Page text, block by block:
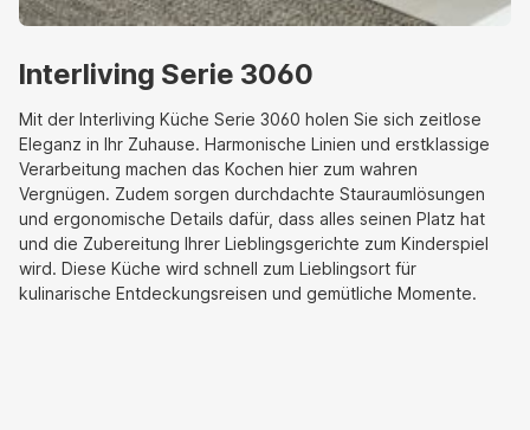
Interliving Serie 3060
Mit der Interliving Küche Serie 3060 holen Sie sich zeitlose
Eleganz in Ihr Zuhause. Harmonische Linien und erstklassige
Verarbeitung machen das Kochen hier zum wahren
Vergnügen. Zudem sorgen durchdachte Stauraumlösungen
und ergonomische Details dafür, dass alles seinen Platz hat
und die Zubereitung Ihrer Lieblingsgerichte zum Kinderspiel
wird. Diese Küche wird schnell zum Lieblingsort für
kulinarische Entdeckungsreisen und gemütliche Momente.